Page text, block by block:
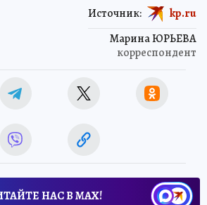
Марина ЮРЬЕВА
корреспондент
Источник: kp.ru
НАС В МАХ!